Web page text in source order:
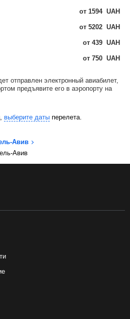
от 1594 UAH
от 5202 UAH
от 439 UAH
от 750 UAH
отправлен электронный авиабилет,
предъявите его в аэропорту на
выберите даты перелета.
Авив
Авив